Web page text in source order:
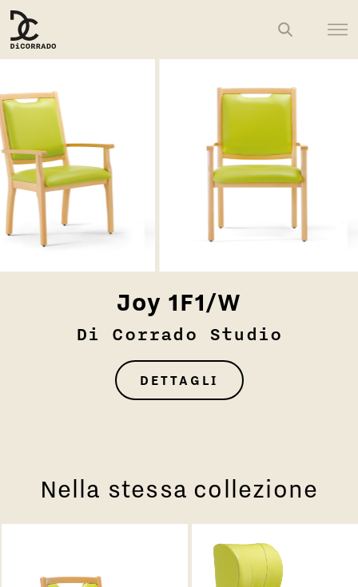
Joy 1F1/W
Di Corrado Studio
DETTAGLI
Nella stessa collezione